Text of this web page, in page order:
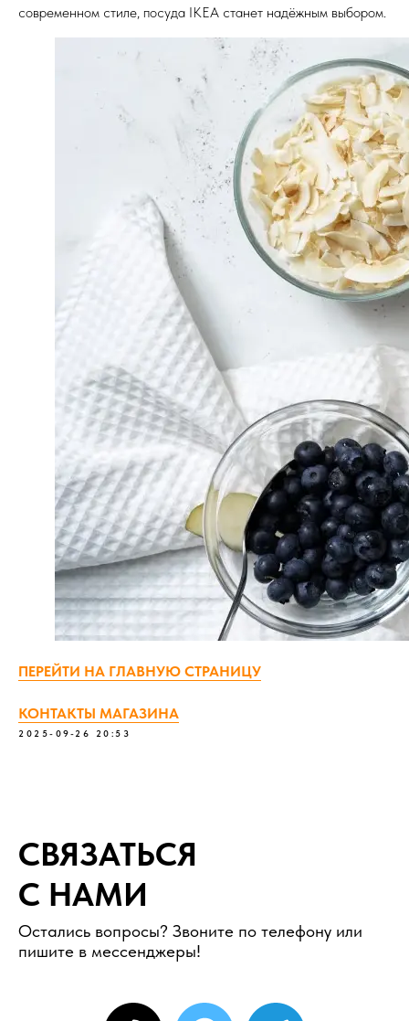
современном стиле, посуда IKEA станет надёжным выбором.
ПЕРЕЙТИ НА ГЛАВНУЮ СТРАНИЦУ
КОНТАКТЫ МАГАЗИНА
2025-09-26 20:53
СВЯЗАТЬСЯ
С НАМИ
Остались вопросы? Звоните по телефону или
пишите в мессенджеры!